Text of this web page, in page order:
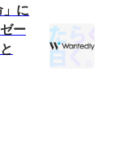
に
ー